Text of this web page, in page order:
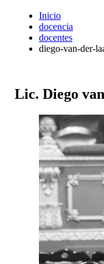
Inicio
docencia
docentes
diego-van-der-
Lic. Diego